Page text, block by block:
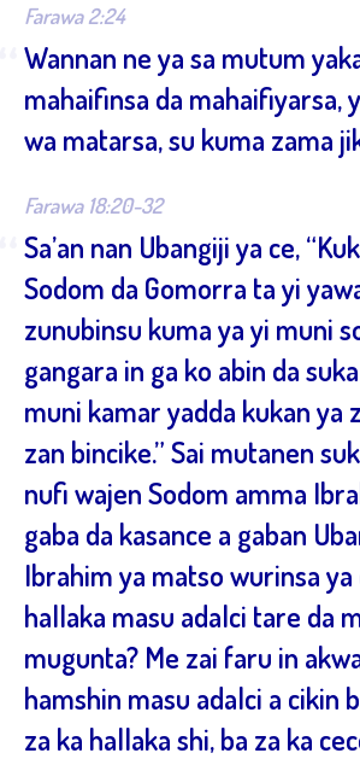
Farawa 2:24
Wannan ne ya sa mutum
mahaifinsa da mahaifiyarsa,
wa matarsa, su kuma zama
Farawa 18:20-32
Sa’an nan Ubangiji ya ce,
Sodom da Gomorra ta yi
zunubinsu kuma ya yi muni
gangara in ga ko abin da
muni kamar yadda kukan ya
zan bincike.” Sai mutanen
nufi wajen Sodom amma
gaba da kasance a gaban
Ibrahim ya matso wurinsa ya
hallaka masu adalci tare da
mugunta? Me zai faru in
hamshin masu adalci a cikin
za ka hallaka shi, ba za ka